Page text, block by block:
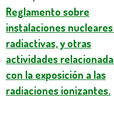
Reglamento sobre
instalaciones
radiactivas, y otras
actividades
con la exposición a las
radiaciones ionizantes.